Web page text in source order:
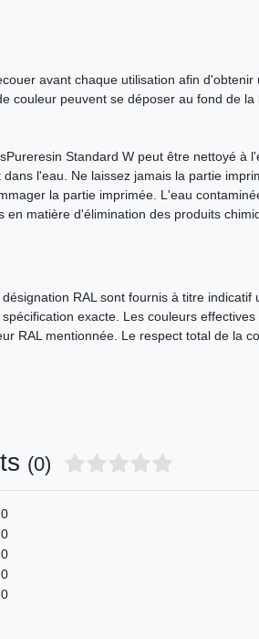
avant chaque utilisation afin
couleur peuvent se déposer au fond de la
Standard W peut être nettoyé à
l'eau. Ne laissez jamais la partie
la partie imprimée. L'eau
en matière d'élimination des produits
RAL sont fournis à titre indicatif
exacte. Les couleurs
RAL mentionnée. Le respect total de la
(0)
0
0
0
0
0